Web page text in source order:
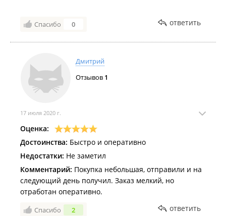
Спасибо 0 ответить
Дмитрий
Отзывов 1
17 июля 2020 г.
Оценка:
Достоинства: Быстро и оперативно
Недостатки: Не заметил
Комментарий: Покупка небольшая, отправили и на
следующий день получил. Заказ мелкий, но
отработан оперативно.
Спасибо 2 ответить